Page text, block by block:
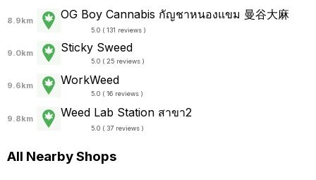
8.9km OG Boy Cannabis กัญชาหนองแขม 曼谷大麻
5.0 ( 131 reviews )
9.0km Sticky Sweed
5.0 ( 25 reviews )
9.6km WorkWeed
5.0 ( 16 reviews )
9.8km Weed Lab Station สาขา2
5.0 ( 37 reviews )
All Nearby Shops